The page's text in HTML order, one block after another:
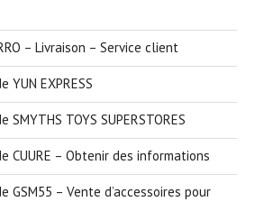
– Livraison – Service client
YUN EXPRESS
SMYTHS TOYS SUPERSTORES
CUURE – Obtenir des informations
GSM55 – Vente d’accessoires pour